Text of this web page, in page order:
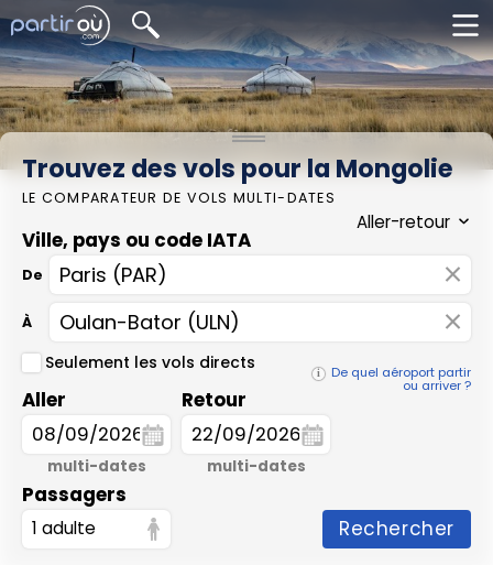
Trouvez des vols pour la Mongolie
LE COMPARATEUR DE VOLS MULTI-DATES
Ville, pays ou code IATA
De ×
À ×
De quel aéroport partir
ou arriver ?
Seulement les vols directs
Aller
multi-dates
Retour
multi-dates
Passagers
1 adulte Rechercher